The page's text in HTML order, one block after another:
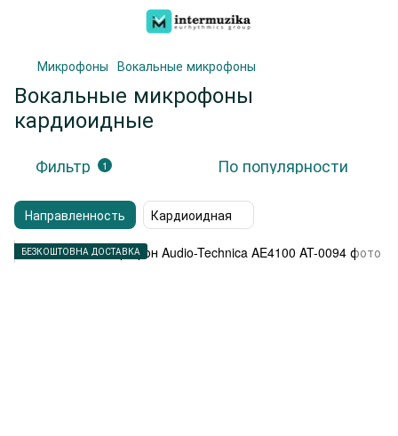
Микрофоны Вокальные микрофоны
Вокальные микрофоны
кардиоидные
Фильтр 1 По популярности
Направленность Кардиоидная
БЕЗКОШТОВНА ДОСТАВКА